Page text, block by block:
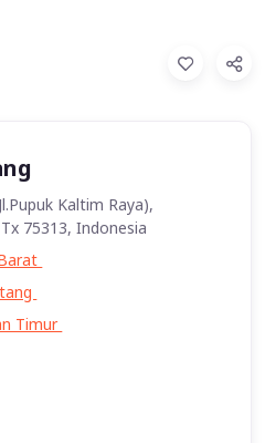
Kaltim Raya),
75313, Indonesia
Timur